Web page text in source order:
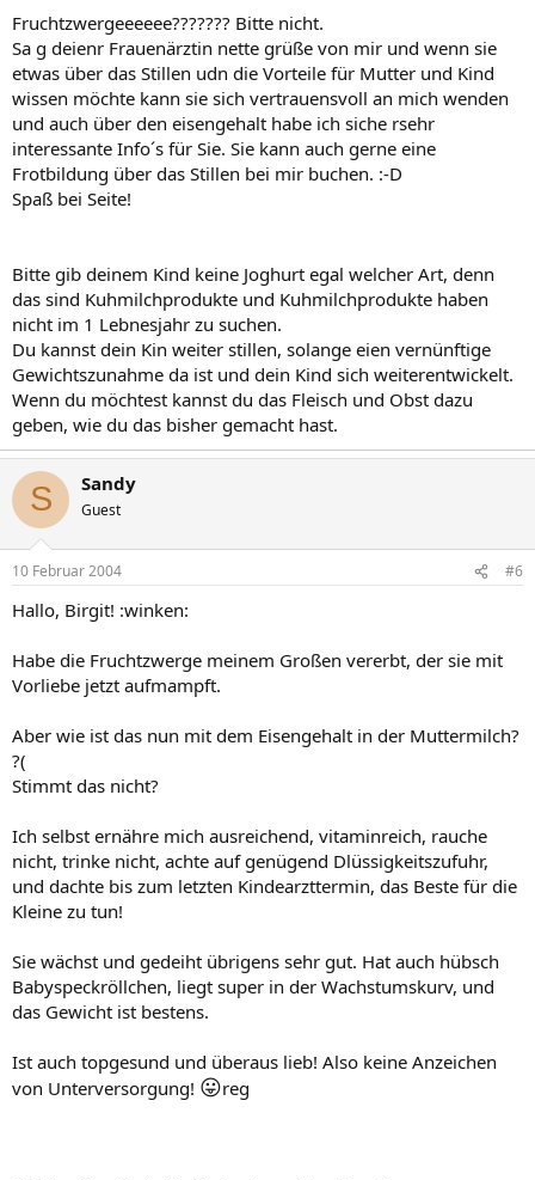
Fruchtzwergeeeeee??????? Bitte nicht.
Sa g deienr Frauenärztin nette grüße von mir und wenn sie
etwas über das Stillen udn die Vorteile für Mutter und Kind
wissen möchte kann sie sich vertrauensvoll an mich wenden
und auch über den eisengehalt habe ich siche rsehr
interessante Info´s für Sie. Sie kann auch gerne eine
Frotbildung über das Stillen bei mir buchen. :-D
Spaß bei Seite!
Bitte gib deinem Kind keine Joghurt egal welcher Art, denn
das sind Kuhmilchprodukte und Kuhmilchprodukte haben
nicht im 1 Lebnesjahr zu suchen.
Du kannst dein Kin weiter stillen, solange eien vernünftige
Gewichtszunahme da ist und dein Kind sich weiterentwickelt.
Wenn du möchtest kannst du das Fleisch und Obst dazu
geben, wie du das bisher gemacht hast.
S Sandy
Guest
10 Februar 2004 #6
Hallo, Birgit! :winken:
Habe die Fruchtzwerge meinem Großen vererbt, der sie mit
Vorliebe jetzt aufmampft.
Aber wie ist das nun mit dem Eisengehalt in der Muttermilch?
?(
Stimmt das nicht?
Ich selbst ernähre mich ausreichend, vitaminreich, rauche
nicht, trinke nicht, achte auf genügend Dlüssigkeitszufuhr,
und dachte bis zum letzten Kindearzttermin, das Beste für die
Kleine zu tun!
Sie wächst und gedeiht übrigens sehr gut. Hat auch hübsch
Babyspeckröllchen, liegt super in der Wachstumskurv, und
das Gewicht ist bestens.
Ist auch topgesund und überaus lieb! Also keine Anzeichen
von Unterversorgung! 😛reg